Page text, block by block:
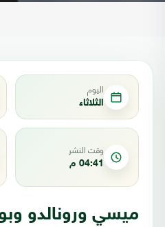
اليوم
الثلاثاء
وقت النشر
04:41 م
ميسي ورونالدو